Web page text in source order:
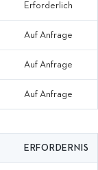
Erforderlich
Auf Anfrage
Auf Anfrage
Auf Anfrage
ERFORDERNIS